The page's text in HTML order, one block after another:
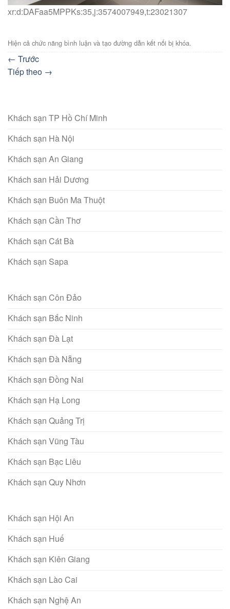
xr:d:DAFaa5MPPKs:35,j:3574007949,t:23021307
Hiện cả chức năng bình luận và tạo đường dẫn kết nối bị khóa.
← Trước
Tiếp theo →
Khách sạn TP Hồ Chí Minh
Khách sạn Hà Nội
Khách sạn An Giang
Khách san Hải Dương
Khách sạn Buôn Ma Thuột
Khách sạn Cần Thơ
Khách sạn Cát Bà
Khách sạn Sapa
Khách sạn Côn Đảo
Khách sạn Bắc Ninh
Khách sạn Đà Lạt
Khách sạn Đà Nẵng
Khách sạn Đồng Nai
Khách sạn Hạ Long
Khách sạn Quảng Trị
Khách sạn Vũng Tàu
Khách sạn Bạc Liêu
Khách sạn Quy Nhơn
Khách sạn Hội An
Khách sạn Huế
Khách sạn Kiên Giang
Khách sạn Lào Cai
Khách sạn Nghệ An